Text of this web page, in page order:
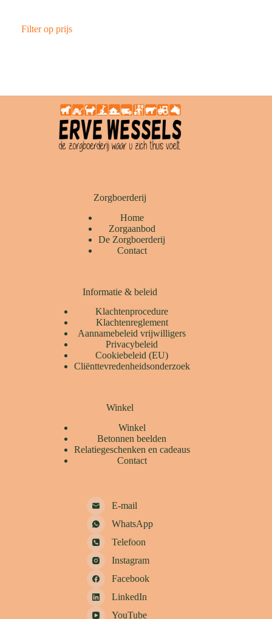
Filter op prijs
Zorgboerderij
Home
Zorgaanbod
De Zorgboerderij
Contact
Informatie & beleid
Klachtenprocedure
Klachtenreglement
Aannamebeleid vrijwilligers
Privacybeleid
Cookiebeleid (EU)
Cliënttevredenheidsonderzoek
Winkel
Winkel
Betonnen beelden
Relatiegeschenken en cadeaus
Contact
E-mail
WhatsApp
Telefoon
Instagram
Facebook
LinkedIn
YouTube